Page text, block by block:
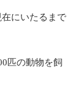
にいたるまで
匹の動物を飼